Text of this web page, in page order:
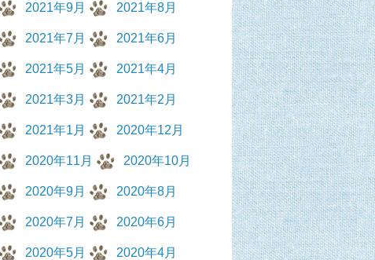
2021年9月 2021年8月
2021年7月 2021年6月
2021年5月 2021年4月
2021年3月 2021年2月
2021年1月 2020年12月
2020年11月 2020年10月
2020年9月 2020年8月
2020年7月 2020年6月
2020年5月 2020年4月